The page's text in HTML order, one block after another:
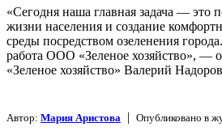
«Сегодня наша главная задача — это
жизни населения и создание
среды посредством озеленения
работа ООО «Зеленое хозяйство», —
«Зеленое хозяйство» Валерий
Автор: Мария Аристова | Опубликовано в